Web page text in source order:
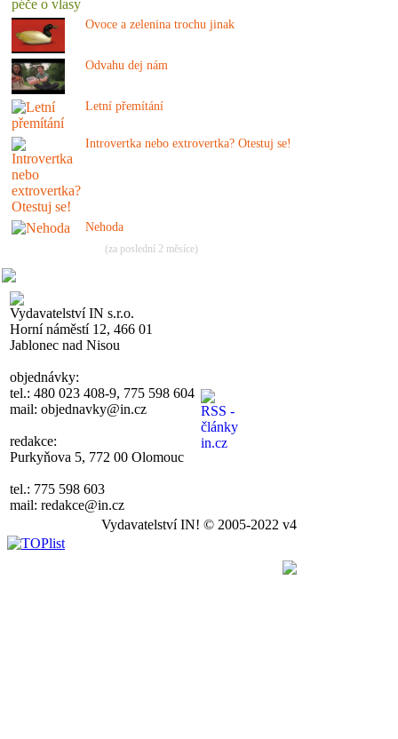
Ovoce a zelenina trochu jinak
Odvahu dej nám
Letní přemítání
Introvertka nebo extrovertka? Otestuj se!
Nehoda
(za poslední 2 měsíce)
Vydavatelství IN s.r.o.
Horní náměstí 12, 466 01
Jablonec nad Nisou
objednávky:
tel.: 480 023 408-9, 775 598 604
mail: objednavky@in.cz
redakce:
Purkyňova 5, 772 00 Olomouc
tel.: 775 598 603
mail: redakce@in.cz
Vydavatelství IN! © 2005-2022 v4